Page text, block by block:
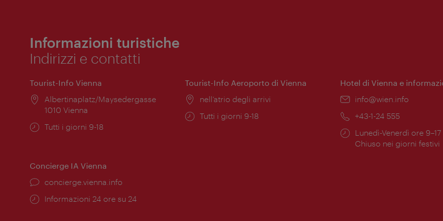
Informazioni turistiche
Indirizzi e contatti
Tourist-Info Vienna
Posizione:
Albertinaplatz/Maysedergasse
1010 Vienna
Orari
Tutti i giorni 9-18
Tourist-Info Aeroporto di Vienna
Posizione:
nell’atrio degli arrivi
Orari
Tutti i giorni 9-18
Hotel di Vienna e
Email:
info@wien.info
Telefono:
+43-1-24 555
Orari
di
Lunedì-Venerdì ore 9–17
Chiuso nei giorni festivi
Concierge IA Vienna
Ort:
concierge.vienna.info
Öffnungszeiten:
Informazioni 24 ore su 24